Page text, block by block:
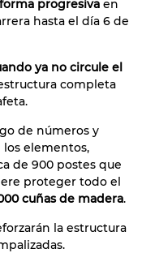
progresiva en
hasta el día 6 de
ya no circule el
completa
de números y
los elementos,
de 900 postes que
proteger todo el
cuñas de madera.
la estructura